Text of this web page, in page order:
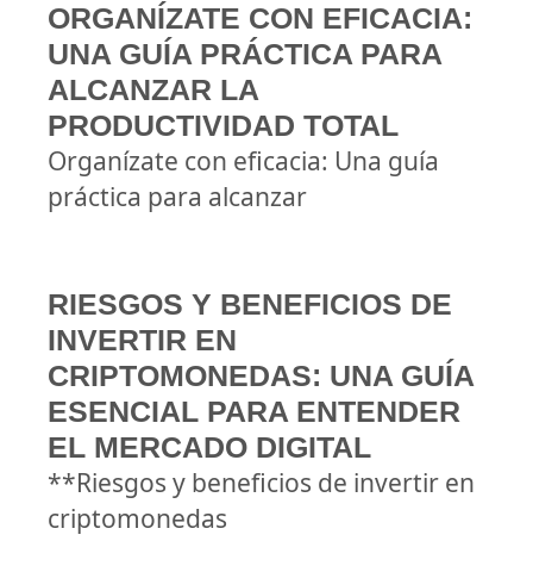
ORGANÍZATE CON EFICACIA:
UNA GUÍA PRÁCTICA PARA
ALCANZAR LA
PRODUCTIVIDAD TOTAL
Organízate con eficacia: Una guía
práctica para alcanzar
RIESGOS Y BENEFICIOS DE
INVERTIR EN
CRIPTOMONEDAS: UNA GUÍA
ESENCIAL PARA ENTENDER
EL MERCADO DIGITAL
**Riesgos y beneficios de invertir en
criptomonedas